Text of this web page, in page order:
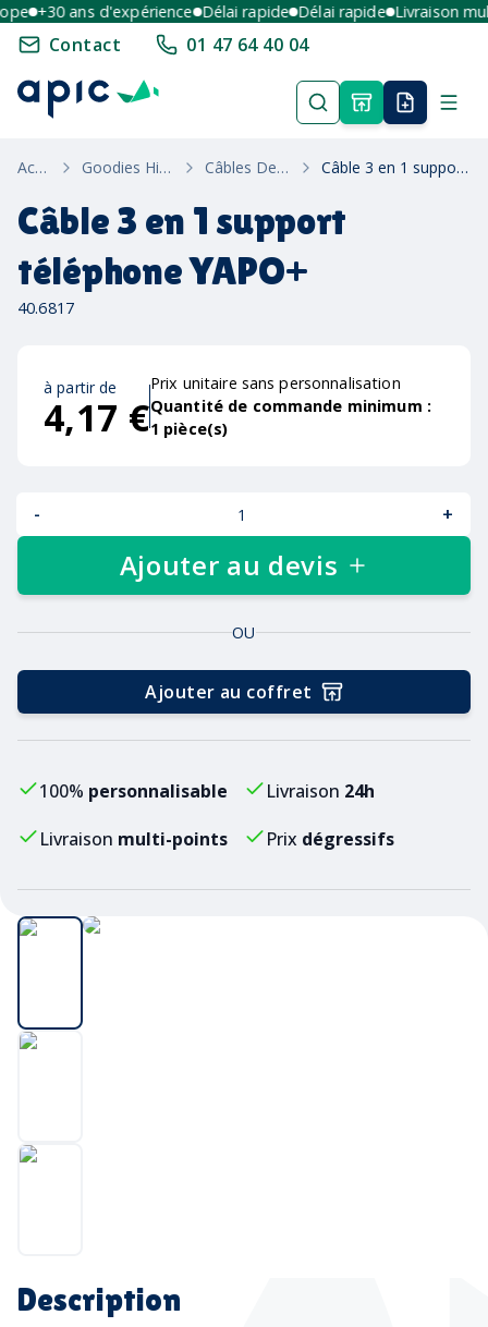
+30 ans d'expérience Délai rapide Délai rapide Livraison
Contact 01 47 64 40 04
Accueil Goodies High-Tech Câbles De Charge Câble 3 en 1 support téléphone YAPO+
Description
Câble 3 en 1 support
téléphone YAPO+
40.6817
à partir de
4,17 €
Prix unitaire sans personnalisation
Quantité de commande minimum :
1 pièce(s)
- +
Ajouter au devis
OU
Ajouter au coffret
100% personnalisable Livraison 24h
Livraison multi-points Prix dégressifs